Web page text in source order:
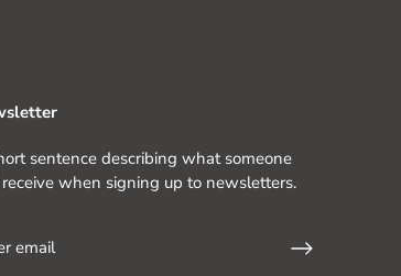
sentence describing what someone
when signing up to newsletters.